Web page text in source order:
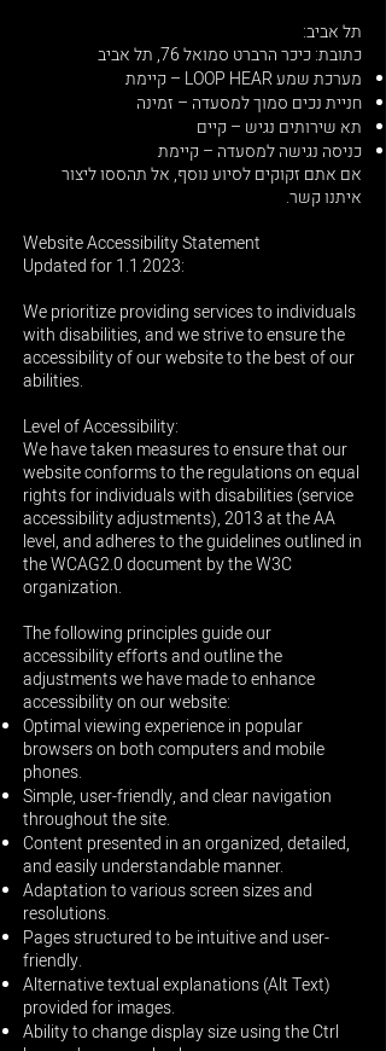
תל אביב:
כתובת: כיכר הרברט סמואל 76, תל אביב
מערכת שמע LOOP HEAR – קיימת
חניית נכים סמוך למסעדה – זמינה
תא שירותים נגיש – קיים
כניסה נגישה למסעדה – קיימת
אם אתם זקוקים לסיוע נוסף, אל תהססו ליצור
איתנו קשר.
Website Accessibility Statement
Updated for 1.1.2023:
We prioritize providing services to individuals
with disabilities, and we strive to ensure the
accessibility of our website to the best of our
abilities.
Level of Accessibility:
We have taken measures to ensure that our
website conforms to the regulations on equal
rights for individuals with disabilities (service
accessibility adjustments), 2013 at the AA
level, and adheres to the guidelines outlined in
the WCAG2.0 document by the W3C
organization.
The following principles guide our
accessibility efforts and outline the
adjustments we have made to enhance
accessibility on our website:
Optimal viewing experience in popular
browsers on both computers and mobile
phones.
Simple, user-friendly, and clear navigation
throughout the site.
Content presented in an organized, detailed,
and easily understandable manner.
Adaptation to various screen sizes and
resolutions.
Pages structured to be intuitive and user-
friendly.
Alternative textual explanations (Alt Text)
provided for images.
Ability to change display size using the Ctrl